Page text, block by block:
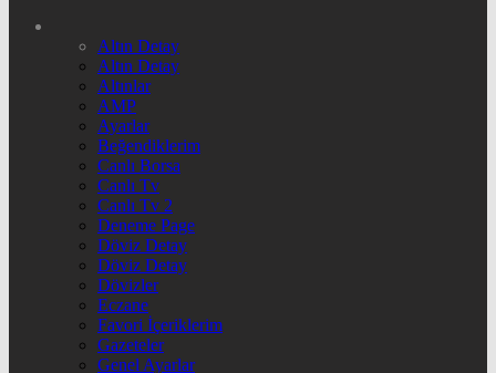
Altın Detay
Altın Detay
Altınlar
AMP
Ayarlar
Beğendiklerim
Canlı Borsa
Canlı Tv
Canlı Tv 2
Deneme Page
Döviz Detay
Döviz Detay
Dövizler
Eczane
Favori İçeriklerim
Gazeteler
Genel Ayarlar